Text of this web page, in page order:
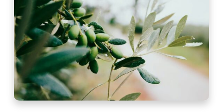
B
l
e
u
e
t
s
m
b
a
t
d
e
s